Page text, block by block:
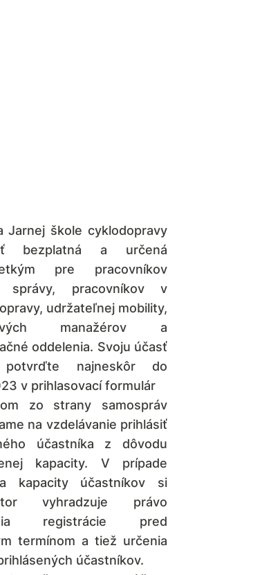
Jarnej škole cyklodopravy
bezplatná a určená
pre pracovníkov
správy, pracovníkov v
udržateľnej mobility,
manažérov a
oddelenia. Svoju účasť
potvrďte najneskôr do
v prihlasovací formulár
zo strany samospráv
na vzdelávanie prihlásiť
účastníka z dôvodu
kapacity. V prípade
kapacity účastníkov si
vyhradzuje právo
registrácie pred
termínom a tiež určenia
účastníkov.